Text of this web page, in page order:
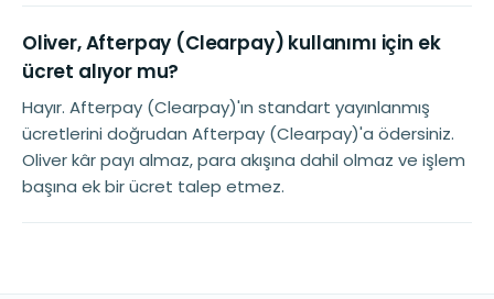
Oliver, Afterpay (Clearpay) kullanımı için ek
ücret alıyor mu?
Hayır. Afterpay (Clearpay)'ın standart yayınlanmış
ücretlerini doğrudan Afterpay (Clearpay)'a ödersiniz.
Oliver kâr payı almaz, para akışına dahil olmaz ve işlem
başına ek bir ücret talep etmez.